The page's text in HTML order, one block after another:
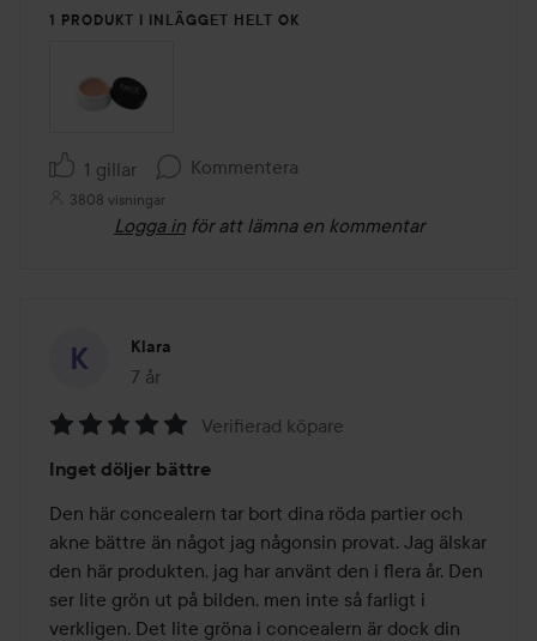
1 PRODUKT I INLÄGGET HELT OK
1 gillar Kommentera
3808 visningar
Logga in för att lämna en kommentar
Klara
7 år
Inlägget skapades 7 år
5
av
5
Verifierad köpare
Inget döljer bättre
Den här concealern tar bort dina röda partier och
akne bättre än något jag någonsin provat. Jag älskar
den här produkten, jag har använt den i flera år. Den
ser lite grön ut på bilden, men inte så farligt i
verkligen. Det lite gröna i concealern är dock din